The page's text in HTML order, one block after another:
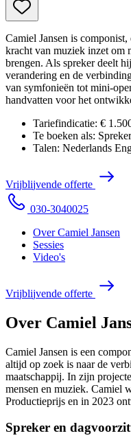
Camiel Jansen is
kracht van muziek inzet om
brengen. Als spreker deelt
verandering en de
van symfonieën tot mini-
handvatten voor het
Tariefindicatie: €
Te boeken als:
Talen: Nederlands
Vrijblijvende offerte
030-3040025
Over Camiel Jansen
Sessies
Video's
Vrijblijvende offerte
Over Camiel
Camiel Jansen is een
altijd op zoek is naar de
maatschappij. In zijn
mensen en muziek. Camiel
Productieprijs en in 2023
Spreker en